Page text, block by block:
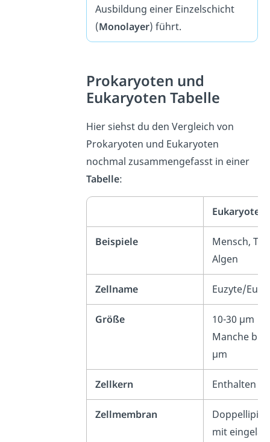
Ausbildung einer Einzelschicht
(Monolayer) führt.
Prokaryoten und
Eukaryoten Tabelle
Hier siehst du den Vergleich von
Prokaryoten und Eukaryoten
nochmal zusammengefasst in einer
Tabelle:
Eukaryoten
Beispiele
Mensch,
Algen
Zellname Euzyte/
Größe
10-30 µm
Manche bis
µm
Zellkern Enthalten
Zellmembran
mit